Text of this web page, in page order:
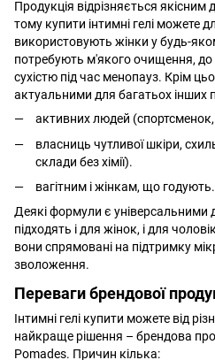
Продукція відрізняється
тому купити інтимні гелі можете
використовують жінки у будь-якому
потребують м'якого очищення, до
сухістю під час менопауз. Крім
актуальними для багатьох інших
активних людей
власниць чутливої шкіри,
склади без хімії).
вагітним і жінкам, що годують.
Деякі формули є універсальними
підходять і для жінок, і для
вони спрямовані на підтримку
зволоження.
Переваги брендової
Інтимні гелі купити можете від
найкраще рішення – брендова
Pomades. Причин кілька: